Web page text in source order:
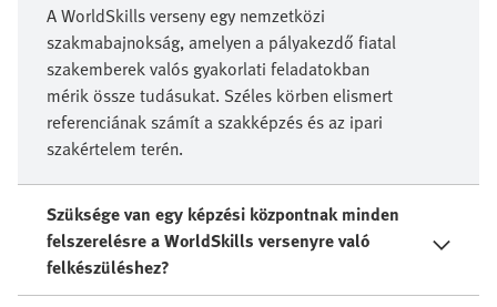
A WorldSkills verseny egy nemzetközi
szakmabajnokság, amelyen a pályakezdő fiatal
szakemberek valós gyakorlati feladatokban
mérik össze tudásukat. Széles körben elismert
referenciának számít a szakképzés és az ipari
szakértelem terén.
Szüksége van egy képzési központnak minden
felszerelésre a WorldSkills versenyre való
felkészüléshez?